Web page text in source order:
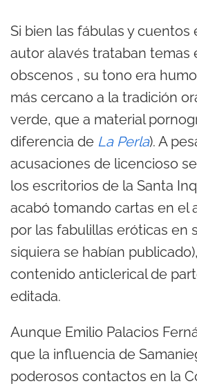
Si bien las fábulas y cuentos
autor alavés trataban temas
obscenos , su tono era
más cercano a la tradición
verde, que a material
diferencia de La Perla). A
acusaciones de licencioso
los escritorios de la Santa
acabó tomando cartas en el
por las fabulillas eróticas en
siquiera se habían
contenido anticlerical de
editada.
Aunque Emilio Palacios
que la influencia de
poderosos contactos en la